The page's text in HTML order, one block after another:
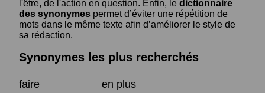
l'être, de l'action en question. Enfin, le dictionnaire
des synonymes permet d’éviter une répétition de
mots dans le même texte afin d’améliorer le style de
sa rédaction.
Synonymes les plus recherchés
faire
en plus